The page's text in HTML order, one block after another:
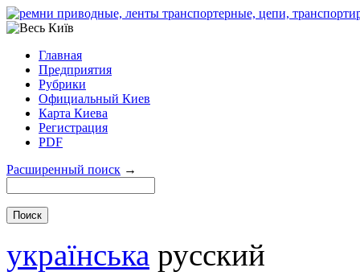
Главная
Предприятия
Рубрики
Официальный Киев
Карта Киева
Регистрация
PDF
Расширенный поиск →
українська русский